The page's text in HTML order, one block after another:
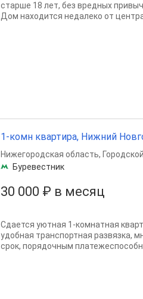
старше 18 лет, без вредных
Дом находится недалеко от
1-комн квартира, Нижний
30 000 ₽ в месяц
Нижегородская область,
Буревестник
Сдается уютная 1-комнатная
удобная транспортная развязка,
срок, порядочным